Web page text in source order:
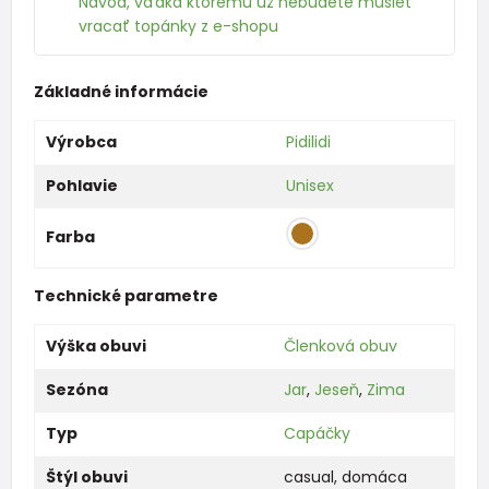
vracať topánky z e-shopu
Základné informácie
Výrobca
Pidilidi
Pohlavie
Unisex
Farba
Technické parametre
Výška obuvi
Členková obuv
Sezóna
Jar, Jeseň, Zima
Typ
Capáčky
Štýl obuvi
casual, domáca